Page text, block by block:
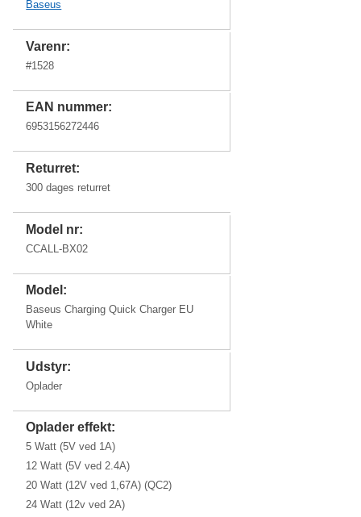
Baseus
Varenr:
#1528
EAN nummer:
6953156272446
Returret:
300 dages returret
Model nr:
CCALL-BX02
Model:
Baseus Charging Quick Charger EU
White
Udstyr:
Oplader
Oplader effekt:
5 Watt (5V ved 1A)
12 Watt (5V ved 2.4A)
20 Watt (12V ved 1,67A) (QC2)
24 Watt (12v ved 2A)